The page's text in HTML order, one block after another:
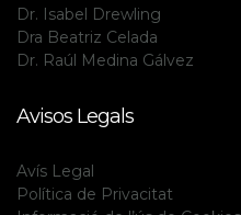
Dr. Isabel Drewling
Dra Beatriz Celada
Dr. Raúl Medina Gálvez
Avisos Legals
Avís Legal
Política de Privacitat